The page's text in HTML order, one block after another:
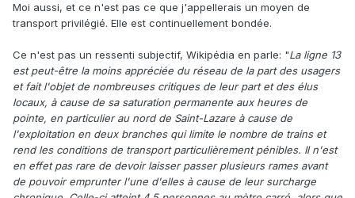
Moi aussi, et ce n'est pas ce que j'appellerais un moyen de
transport privilégié. Elle est continuellement bondée.
Ce n'est pas un ressenti subjectif, Wikipédia en parle: "La ligne 13
est peut-être la moins appréciée du réseau de la part des usagers
et fait l'objet de nombreuses critiques de leur part et des élus
locaux, à cause de sa saturation permanente aux heures de
pointe, en particulier au nord de Saint-Lazare à cause de
l'exploitation en deux branches qui limite le nombre de trains et
rend les conditions de transport particulièrement pénibles. Il n'est
en effet pas rare de devoir laisser passer plusieurs rames avant
de pouvoir emprunter l'une d'elles à cause de leur surcharge